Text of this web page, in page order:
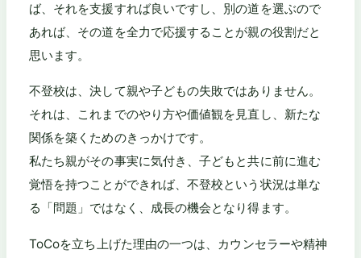
ば、それを支援すれば良いですし、別の道を選ぶので
あれば、その道を全力で応援することが親の役割だと
思います。
不登校は、決して親や子どもの失敗ではありません。
それは、これまでのやり方や価値観を見直し、新たな
関係を築くためのきっかけです。
私たち親がその事実に気付き、子どもと共に前に進む
覚悟を持つことができれば、不登校という状況は単な
る「問題」ではなく、成長の機会となり得ます。
ToCoを立ち上げた理由の一つは、カウンセラーや精神